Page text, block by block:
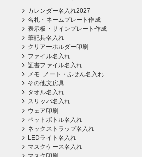
カレンダー名入れ2027
名札・ネームプレート作成
表示板・サインプレート作成
筆記具名入れ
クリアーホルダー印刷
ファイル名入れ
証書ファイル名入れ
メモ･ノート・ふせん名入れ
その他文房具
タオル名入れ
スリッパ名入れ
ウェア印刷
ペットボトル名入れ
ネックストラップ名入れ
LEDライト名入れ
マスクケース名入れ